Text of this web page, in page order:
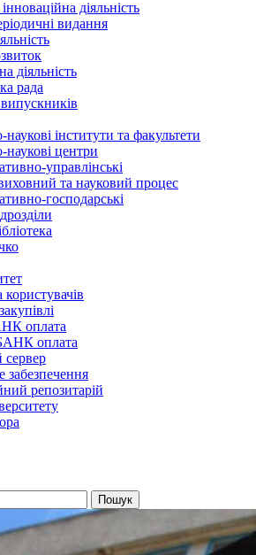
діяльність
видання
діяльність
рада
інститути та факультети
наукові центри
управлінські
та науковий процес
господарські
оплата
оплата
забезпечення
репозитарій
Пошук